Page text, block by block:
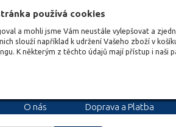
používá cookies
a mohli jsme Vám neustále vylepšovat a
slouží například k udržení Vašeho zboží v
K některým z těchto údajů mají přístup i naši
O nás Doprava a Platba